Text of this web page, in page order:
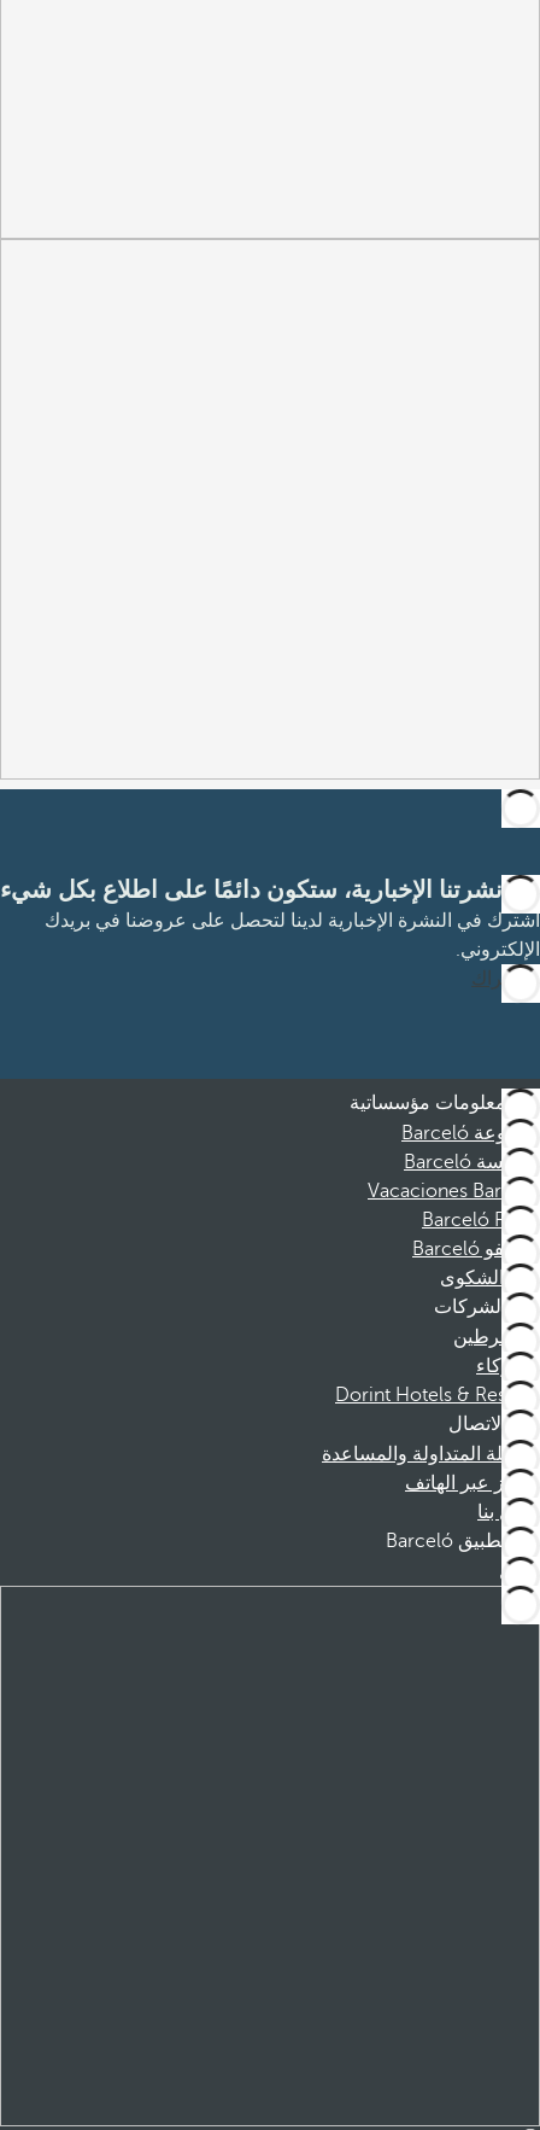
مع نشرتنا الإخبارية، ستكون دائمًا على اطلاع بكل شيء
اشترك في النشرة الإخبارية لدينا لتحصل على عروضنا في بريدك
الإلكتروني.
الاشتراك
معلومات مؤسساتية
مجموعة Barceló
مؤسسة Barceló
Vacaciones Barceló
Barceló Films
موظفو Barceló
قناة الشكوى
الشركات
المنخرطين
الشركاء
Dorint Hotels & Resorts
الاتصال
الأسئلة المتداولة والمساعدة
الحجز عبر الهاتف
اتصل بنا
تطبيق Barceló
تنزيل